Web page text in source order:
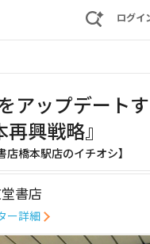
ログイ
アップデート
再興戦略』
店橋本駅店のイチオシ】
書店
ー詳細